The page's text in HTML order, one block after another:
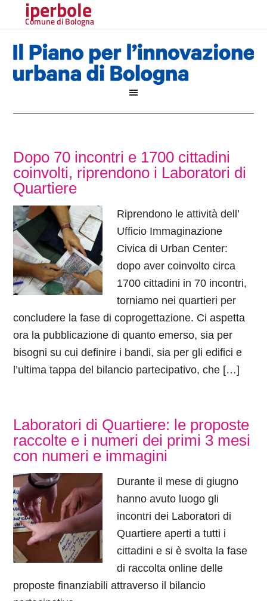
iperbole
Comune di Bologna
Dopo 70 incontri e 1700 cittadini
coinvolti, riprendono i Laboratori di
Quartiere
Riprendono le attività dell’
Ufficio Immaginazione
Civica di Urban Center:
dopo aver coinvolto circa
1700 cittadini in 70 incontri,
torniamo nei quartieri per
concludere la fase di coprogettazione. Ci aspetta
ora la pubblicazione di quanto emerso, sia per
bisogni su cui definire i bandi, sia per gli edifici e
l’ultima tappa del bilancio partecipativo, che […]
Laboratori di Quartiere: le proposte
raccolte e i numeri dei primi 3 mesi
con numeri e immagini
Durante il mese di giugno
hanno avuto luogo gli
incontri dei Laboratori di
Quartiere aperti a tutti i
cittadini e si è svolta la fase
di raccolta online delle
proposte finanziabili attraverso il bilancio